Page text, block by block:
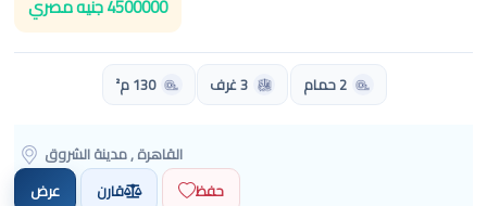
4500000 جنيه مصري
2 حمام 3 غرف 130 م²
القاهرة , مدينة الشروق
حفظ
قارن عرض